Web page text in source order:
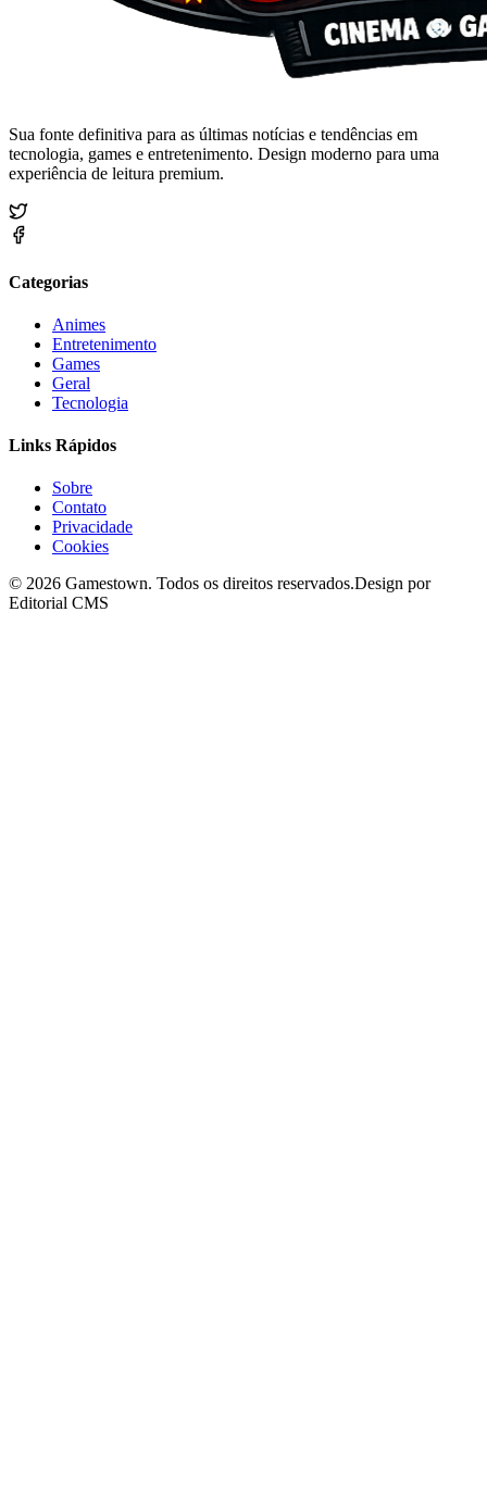
Sua fonte definitiva para as últimas notícias e tendências em
tecnologia, games e entretenimento. Design moderno para uma
experiência de leitura premium.
Categorias
Animes
Entretenimento
Games
Geral
Tecnologia
Links Rápidos
Sobre
Contato
Privacidade
Cookies
© 2026 Gamestown. Todos os direitos reservados.Design por
Editorial CMS